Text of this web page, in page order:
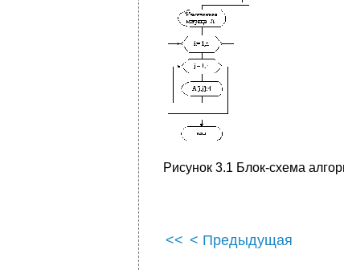
Рисунок 3.1 Блок-схема
<< < Предыдущая